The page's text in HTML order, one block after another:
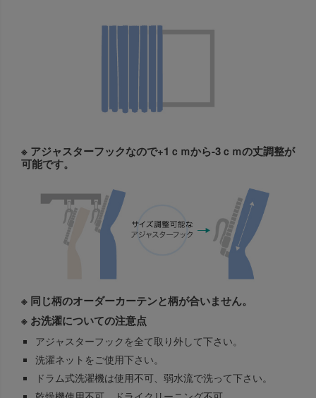
※ アジャスターフックなので+1ｃｍから-3ｃｍの丈調整が
可能です。
※ 同じ柄のオーダーカーテンと柄が合いません。
※ お洗濯についての注意点
アジャスターフックを全て取り外して下さい。
洗濯ネットをご使用下さい。
ドラム式洗濯機は使用不可、弱水流で洗って下さい。